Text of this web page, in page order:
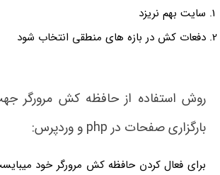
سایت بهم نریزد
دفعات کش در بازه های منطقی انتخاب شود
روش استفاده از حافظه کش مرورگر
بارگزاری صفحات در php و وردپرس:
برای فعال کردن حافظه کش مرورگر خود